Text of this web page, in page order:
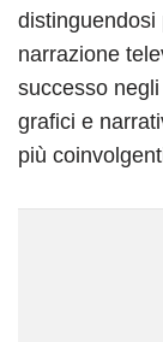
distinguendosi
narrazione
successo
grafici e
più